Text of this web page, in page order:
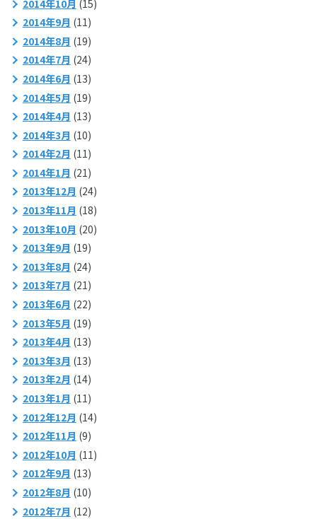
2014年10月 (15)
2014年9月 (11)
2014年8月 (19)
2014年7月 (24)
2014年6月 (13)
2014年5月 (19)
2014年4月 (13)
2014年3月 (10)
2014年2月 (11)
2014年1月 (21)
2013年12月 (24)
2013年11月 (18)
2013年10月 (20)
2013年9月 (19)
2013年8月 (24)
2013年7月 (21)
2013年6月 (22)
2013年5月 (19)
2013年4月 (13)
2013年3月 (13)
2013年2月 (14)
2013年1月 (11)
2012年12月 (14)
2012年11月 (9)
2012年10月 (11)
2012年9月 (13)
2012年8月 (10)
2012年7月 (12)